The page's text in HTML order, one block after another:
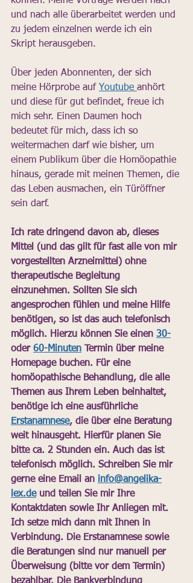
und nach alle überarbeitet werden und
zu jedem einzelnen werde ich ein
Skript herausgeben.
Über jeden Abonnenten, der sich
meine Hörprobe auf Youtube anhört
und diese für gut befindet, freue ich
mich sehr. Einen Daumen hoch
bedeutet für mich, dass ich so
weitermachen darf wie bisher, um
einem Publikum über die Homöopathie
hinaus, gerade mit meinen Themen, die
das Leben ausmachen, ein Türöffner
sein darf.
Ich rate dringend davon ab, dieses
Mittel (und das gilt für fast alle von mir
vorgestellten Arzneimittel) ohne
therapeutische Begleitung
einzunehmen. Sollten Sie sich
angesprochen fühlen und meine Hilfe
benötigen, so ist das auch telefonisch
möglich. Hierzu können Sie einen 30-
oder 60-Minuten Termin über meine
Homepage buchen. Für eine
homöopathische Behandlung, die alle
Themen aus Ihrem Leben beinhaltet,
benötige ich eine ausführliche
Erstanamnese, die über eine Beratung
weit hinausgeht. Hierfür planen Sie
bitte ca. 2 Stunden ein. Auch das ist
telefonisch möglich. Schreiben Sie mir
gerne eine Email an info@angelika-
lex.de und teilen Sie mir Ihre
Kontaktdaten sowie Ihr Anliegen mit.
Ich setze mich dann mit Ihnen in
Verbindung. Die Erstanamnese sowie
die Beratungen sind nur manuell per
Überweisung (bitte vor dem Termin)
bezahlbar. Die Bankverbindung